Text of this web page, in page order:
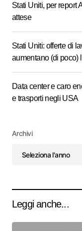
Stati Uniti, per report
attese
Stati Uniti: offerte di
aumentano (di poco)
Data center e caro
e trasporti negli USA
Archivi
Leggi anche...